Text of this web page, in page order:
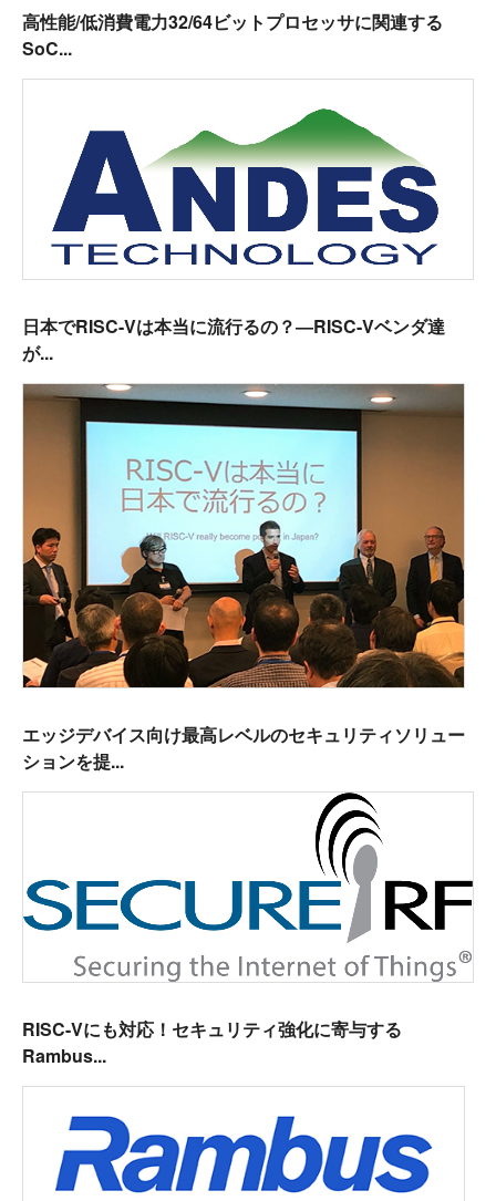
高性能/低消費電力32/64ビットプロセッサに関連する
SoC...
日本でRISC-Vは本当に流行るの？―RISC-Vベンダ達
が...
エッジデバイス向け最高レベルのセキュリティソリュー
ションを提...
RISC-Vにも対応！セキュリティ強化に寄与する
Rambus...